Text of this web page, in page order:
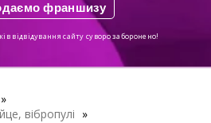
франшизу
відвідування сайту суворо заборонено!
»
вібропулі »